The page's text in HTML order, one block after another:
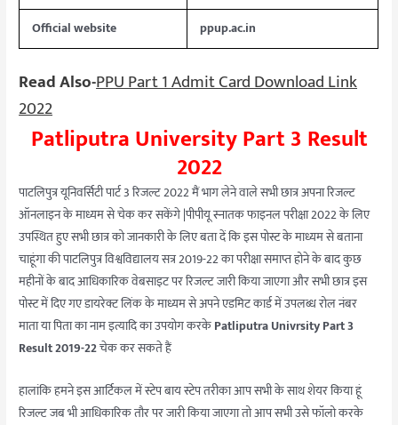
Official website ppup.ac.in
Read Also-PPU Part 1 Admit Card Download Link
2022
Patliputra University Part 3 Result
2022
पाटलिपुत्र यूनिवर्सिटी पार्ट 3 रिजल्ट 2022 मैं भाग लेने वाले सभी छात्र अपना रिजल्ट
ऑनलाइन के माध्यम से चेक कर सकेंगे |पीपीयू स्नातक फाइनल परीक्षा 2022 के लिए
उपस्थित हुए सभी छात्र को जानकारी के लिए बता दें कि इस पोस्ट के माध्यम से बताना
चाहूंगा की पाटलिपुत्र विश्वविद्यालय सत्र 2019-22 का परीक्षा समाप्त होने के बाद कुछ
महीनों के बाद आधिकारिक वेबसाइट पर रिजल्ट जारी किया जाएगा और सभी छात्र इस
पोस्ट में दिए गए डायरेक्ट लिंक के माध्यम से अपने एडमिट कार्ड में उपलब्ध रोल नंबर
माता या पिता का नाम इत्यादि का उपयोग करकेPatliputra Univrsity Part 3
Result 2019-22चेक कर सकते हैं
हालांकि हमने इस आर्टिकल में स्टेप बाय स्टेप तरीका आप सभी के साथ शेयर किया हूं
रिजल्ट जब भी आधिकारिक तौर पर जारी किया जाएगा तो आप सभी उसे फॉलो करके